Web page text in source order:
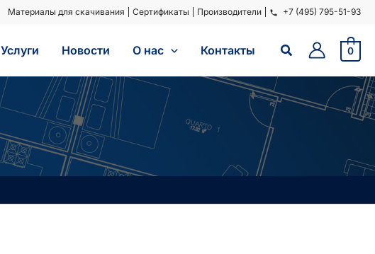
Материалы для скачивания Сертификаты Производители +7 (495) 795-51-93
Услуги Новости O нас Контакты Поиск 0